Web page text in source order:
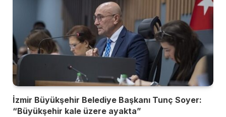
İzmir Büyükşehir Belediye Başkanı Tunç Soyer:
“Büyükşehir kale üzere ayakta”